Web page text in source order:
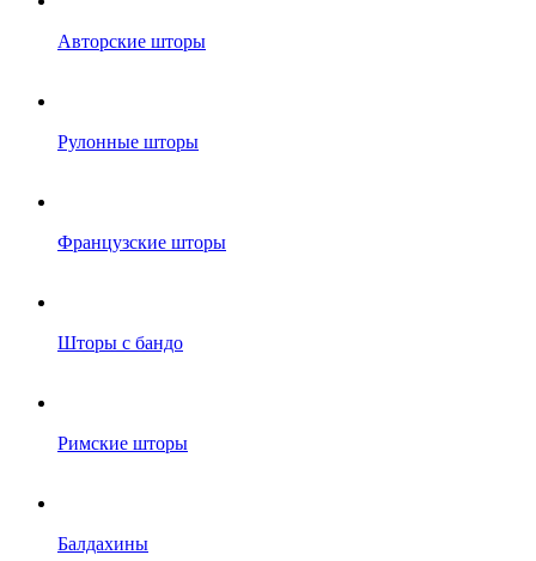
Авторские шторы
Рулонные шторы
Французские шторы
Шторы с бандо
Римские шторы
Балдахины